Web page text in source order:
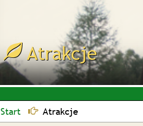
Atrakcje
Start Atrakcje